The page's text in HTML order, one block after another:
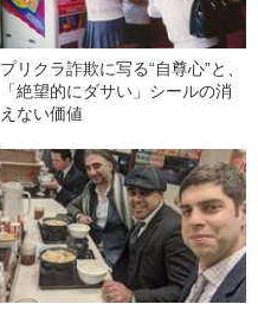
プリクラ詐欺に写る“自尊心”と、
「絶望的にダサい」シールの消
えない価値